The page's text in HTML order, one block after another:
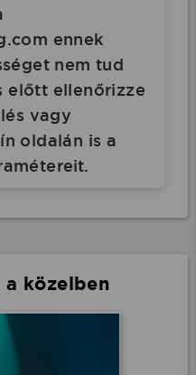
ennek
nem tud
előtt ellenőrizze
vagy
oldalán is a
közelben